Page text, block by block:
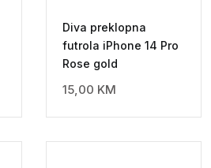
Diva preklopna
futrola iPhone 14 Pro
Rose gold
15,00 KM